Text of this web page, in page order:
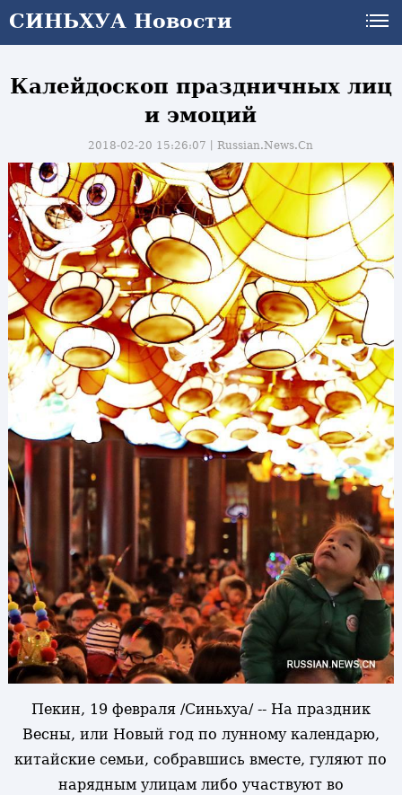
СИНЬХУА Новости
Калейдоскоп праздничных лиц
и эмоций
2018-02-20 15:26:07丨Russian.News.Cn
Пекин, 19 февраля /Синьхуа/ -- На праздник
Весны, или Новый год по лунному календарю,
китайские семьи, собравшись вместе, гуляют по
нарядным улицам либо участвуют во